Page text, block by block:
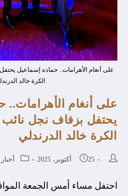
على أنغام الأهرامات.. حماده إسماعيل
الكرة خالد
على أنغام الأهرامات..
يحتفل بزفاف نجل
الكرة خالد الدرندلي
25 أكتوبر، 2025